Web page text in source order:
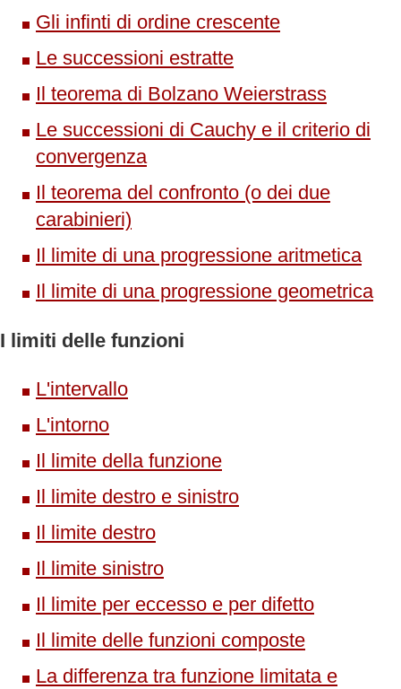
Gli infinti di ordine crescente
Le successioni estratte
Il teorema di Bolzano Weierstrass
Le successioni di Cauchy e il criterio di
convergenza
Il teorema del confronto (o dei due
carabinieri)
Il limite di una progressione aritmetica
Il limite di una progressione geometrica
I limiti delle funzioni
L'intervallo
L'intorno
Il limite della funzione
Il limite destro e sinistro
Il limite destro
Il limite sinistro
Il limite per eccesso e per difetto
Il limite delle funzioni composte
La differenza tra funzione limitata e